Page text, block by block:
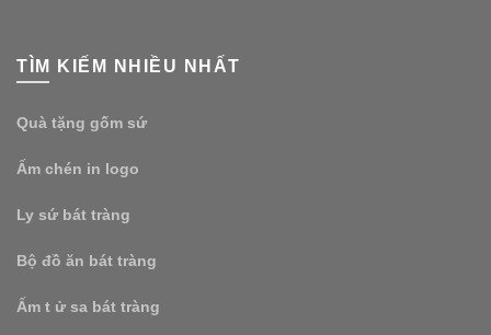
TÌM KIẾM NHIỀU NHẤT
Quà tặng gốm sứ
Ấm chén in logo
Ly sứ bát tràng
Bộ đồ ăn bát tràng
Ấm t ử sa bát tràng